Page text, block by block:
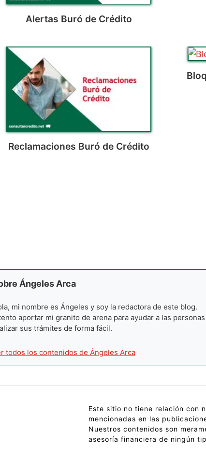
Alertas Buró de Crédito
Reclamaciones Buró de Crédito
Ángeles Arca
mi nombre es Ángeles y soy la redactora de este blog.
aportar mi granito de arena para ayudar a las personas
sus trámites de forma fácil.
todos los contenidos de Ángeles Arca
Este sitio no tiene relación con
mencionadas en las
Nuestros contenidos son
asesoría financiera de ningún